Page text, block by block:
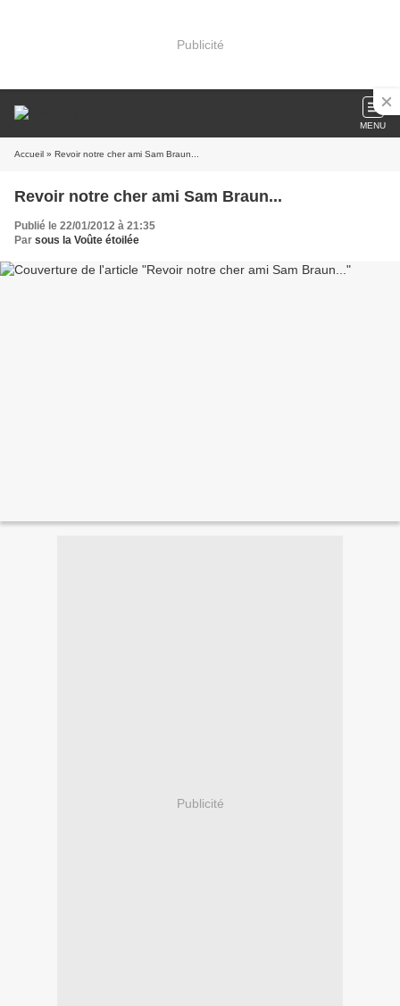
Publicité
MENU
Accueil » Revoir notre cher ami Sam Braun...
Revoir notre cher ami Sam Braun...
Publié le 22/01/2012 à 21:35
Par sous la Voûte étoilée
Publicité